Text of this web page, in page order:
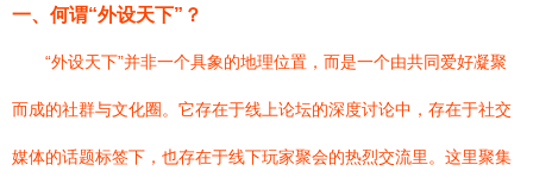
一、何谓“外设天下”？
“外设天下”并非一个具象的地理位置，而是一个由共同爱好凝聚
而成的社群与文化圈。它存在于线上论坛的深度讨论中，存在于社交
媒体的话题标签下，也存在于线下玩家聚会的热烈交流里。这里聚集